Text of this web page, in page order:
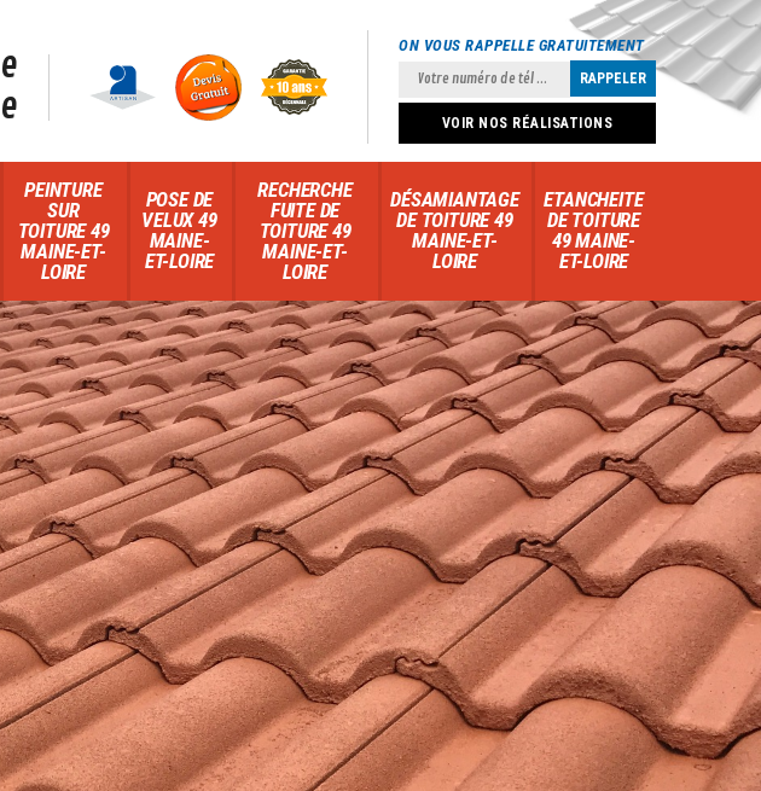
ON VOUS RAPPELLE GRATUITEMENT
VOIR NOS RÉALISATIONS
PEINTURE
SUR
TOITURE 49
MAINE-ET-
LOIRE
POSE DE
VELUX 49
MAINE-
ET-LOIRE
RECHERCHE
FUITE DE
TOITURE 49
MAINE-ET-
LOIRE
DÉSAMIANTAGE
DE TOITURE 49
MAINE-ET-
LOIRE
ETANCHEITE
DE TOITURE
49 MAINE-
ET-LOIRE